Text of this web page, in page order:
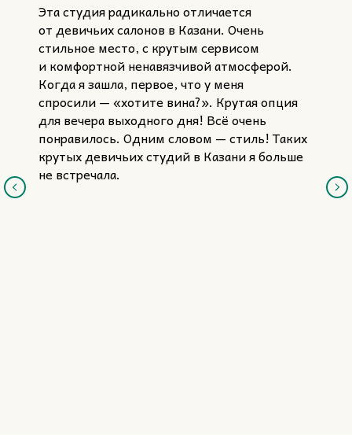
Эта студия радикально отличается
от девичьих салонов в Казани. Очень
стильное место, с крутым сервисом
и комфортной ненавязчивой атмосферой.
Когда я зашла, первое, что у меня
спросили — «хотите вина?». Крутая опция
для вечера выходного дня! Всё очень
понравилось. Одним словом — стиль! Таких
крутых девичьих студий в Казани я больше
не встречала.